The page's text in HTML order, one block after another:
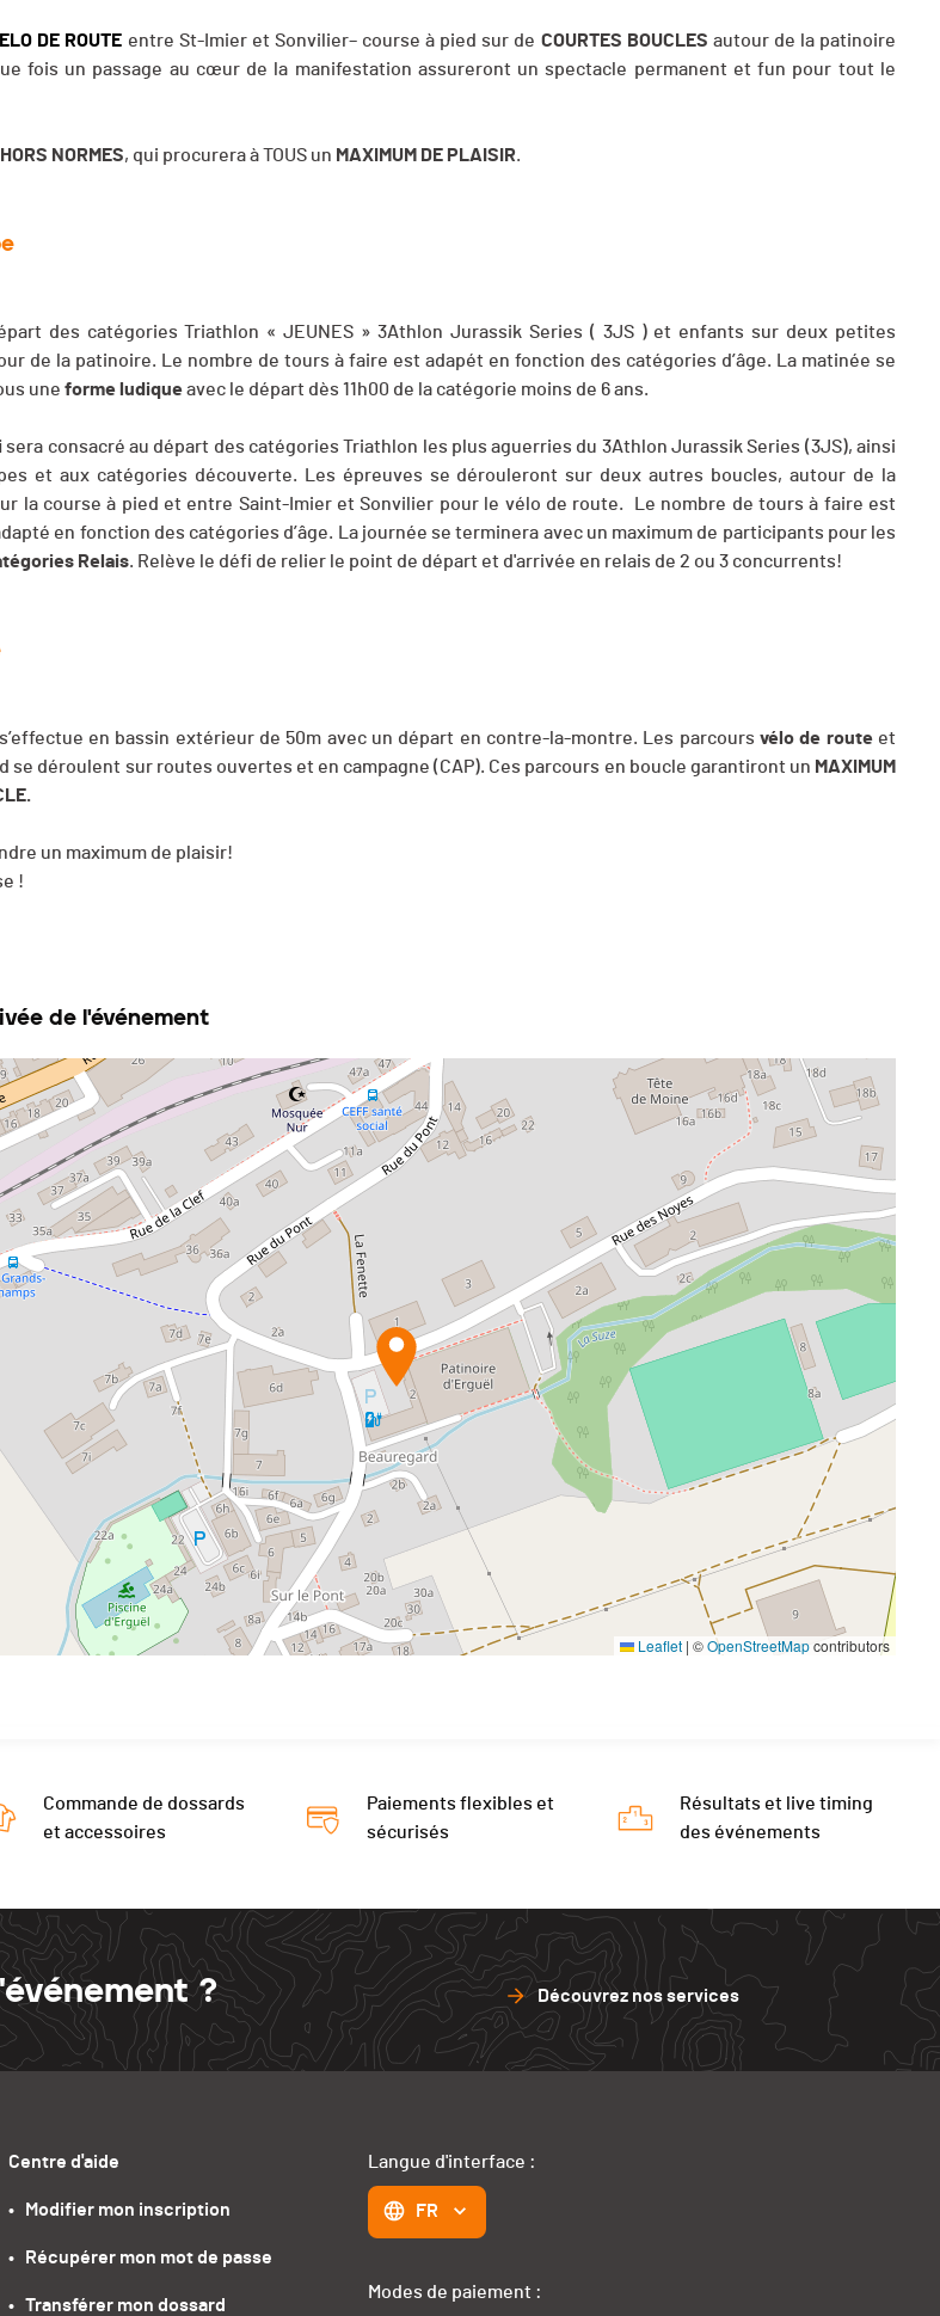
DE ROUTE entre St-Imier et Sonvilier– course à pied sur de COURTES BOUCLES autour de la patinoire
fois un passage au cœur de la manifestation assureront un spectacle permanent et fun pour tout le
HORS NORMES, qui procurera à TOUS un MAXIMUM DE PLAISIR.
des catégories Triathlon « JEUNES » 3Athlon Jurassik Series ( 3JS ) et enfants sur deux petites
de la patinoire. Le nombre de tours à faire est adapét en fonction des catégories d’âge. La matinée se
une forme ludiqueavec le départ dès 11h00 de la catégorie moins de 6 ans.
sera consacré au départ des catégories Triathlon les plus aguerries du 3Athlon Jurassik Series (3JS), ainsi
et aux catégories découverte. Les épreuves se dérouleront sur deux autres boucles, autour de la
la course à pied et entre Saint-Imier et Sonvilier pour le vélo de route. Le nombre de tours à faire est
en fonction des catégories d’âge. La journée se terminera avec un maximum de participants pour les
Relais. Relève le défi de relier le point de départ et d'arrivée en relais de 2 ou 3 concurrents!
en bassin extérieur de 50m avec un départ en contre-la-montre. Les parcours vélo de routeet
se déroulent sur routes ouvertes et en campagne (CAP). Ces parcours en boucle garantiront un MAXIMUM
un maximum de plaisir!
!
de l'événement
Leaflet | ©OpenStreetMapcontributors
Commande de dossards
et accessoires
Paiements flexibles et
sécurisés
Résultats et live timing
des événements
? Découvrez nos services
Centre d'aide
•   Modifier mon inscription
•   Récupérer mon mot de passe
•   Transférer mon dossard
Langue d'interface :
FR
Modes de paiement :